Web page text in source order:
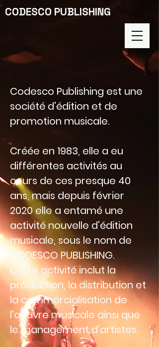
CODESCO PUBLISHING
Codesco Publishing est une
société d'édition et de
promotion musicale.
Créée en 1983, elle a eu
différentes activités au
cours de ces presque 40
ans, mais depuis février
2020 elle a entamé une
activité nouvelle d'édition
musicale, sous le nom de
CODESCO PUBLISHING.
Cette activité inclut la
production, la distribution et
la commercialisation de
l'oeuvre musicale ainsi que
le management d'artistes.